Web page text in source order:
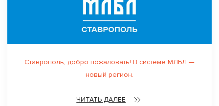
Ставрополь, добро пожаловать! В системе МЛБЛ —
новый регион.
ЧИТАТЬ ДАЛЕЕ